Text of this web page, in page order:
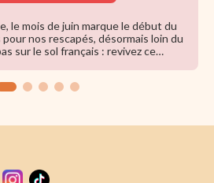
le mois de juin marque le début du
nos rescapés, désormais loin du
sur le sol français : revivez ce